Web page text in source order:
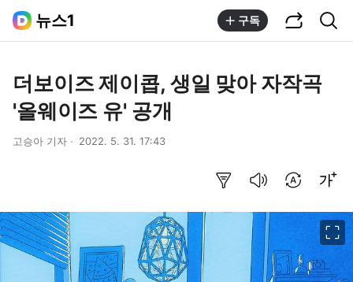
뉴스1 구독
더보이즈 제이콥, 생일 맞아 자작곡
'올웨이즈 유' 공개
고승아 기자 2022. 5. 31. 17:43